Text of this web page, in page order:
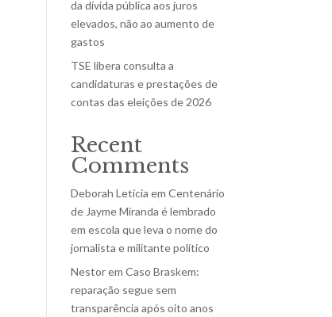
da dívida pública aos juros
elevados, não ao aumento de
gastos
TSE libera consulta a
candidaturas e prestações de
contas das eleições de 2026
Recent
Comments
Deborah Letícia emCentenário
de Jayme Miranda é lembrado
em escola que leva o nome do
jornalista e militante político
NestoremCaso Braskem:
reparação segue sem
transparência após oito anos